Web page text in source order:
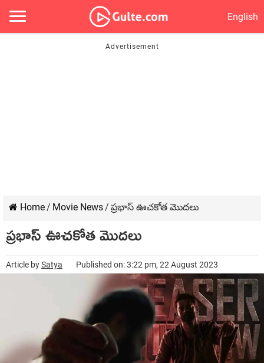
English
Home/ Movie News/ ప్రభాస్ ఊచకోత మొదలు
ప్రభాస్ ఊచకోత మొదలు
Article bySatya Published on: 3:22 pm, 22 August 2023